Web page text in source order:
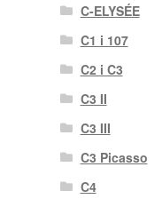
C-ELYSÉE
C1 i 107
C2 i C3
C3 II
C3 III
C3 Picasso
C4